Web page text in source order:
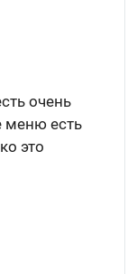
очень
меню есть
это